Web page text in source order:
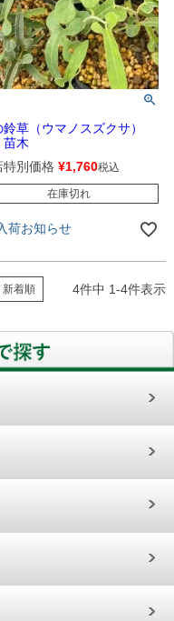
鈴草（ウマノスズクサ）
木
特別価格 ¥1,760税込
在庫切れ
荷お知らせ
新着順 4件中 1-4件表示